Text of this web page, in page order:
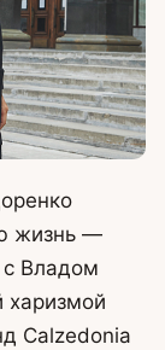
жизнь —
с Владом
харизмой
Calzedonia